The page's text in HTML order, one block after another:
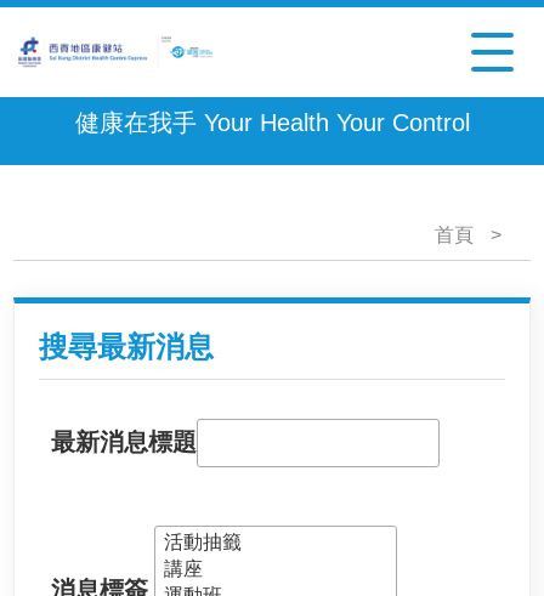
健康在我手 Your Health Your Control
首頁 >
搜尋最新消息
最新消息標題
消息標簽